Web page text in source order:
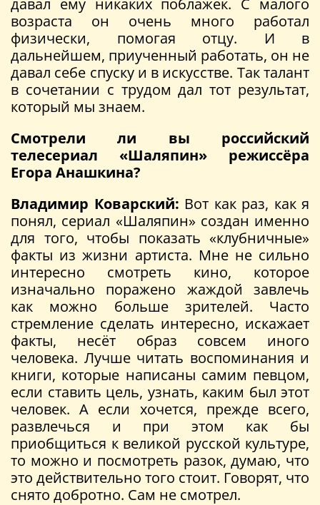
возраста он очень много работал
физически, помогая отцу. И в
дальнейшем, приученный работать, он не
давал себе спуску и в искусстве. Так талант
в сочетании с трудом дал тот результат,
который мы знаем.
Смотрели ли вы российский
телесериал «Шаляпин» режиссёра
Егора Анашкина?
Владимир Коварский: Вот как раз, как я
понял, сериал «Шаляпин» создан именно
для того, чтобы показать «клубничные»
факты из жизни артиста. Мне не сильно
интересно смотреть кино, которое
изначально поражено жаждой завлечь
как можно больше зрителей. Часто
стремление сделать интересно, искажает
факты, несёт образ совсем иного
человека. Лучше читать воспоминания и
книги, которые написаны самим певцом,
если ставить цель, узнать, каким был этот
человек. А если хочется, прежде всего,
развлечься и при этом как бы
приобщиться к великой русской культуре,
то можно и посмотреть разок, думаю, что
это действительно того стоит. Говорят, что
снято добротно. Сам не смотрел.